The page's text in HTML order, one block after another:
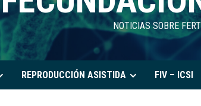
NOTICIAS SOBRE
REPRODUCCIÓN ASISTIDA FIV – ICSI